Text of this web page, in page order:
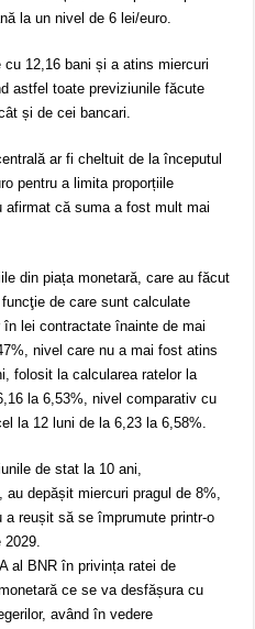
la un nivel de 6 lei/euro.
12,16 bani și a atins miercuri
astfel toate previziunile făcute
și de cei bancari.
ar fi cheltuit de la începutul
pentru a limita proporțiile
că suma a fost mult mai
din piața monetară, care au făcut
de care sunt calculate
lei contractate înainte de mai
nivel care nu a mai fost atins
folosit la calcularea ratelor la
la 6,53%, nivel comparativ cu
la 12 luni de la 6,23 la 6,58%.
de stat la 10 ani,
depășit miercuri pragul de 8%,
a reușit să se împrumute printr-o
2029.
al BNR în privința ratei de
ce se va desfășura cu
având în vedere